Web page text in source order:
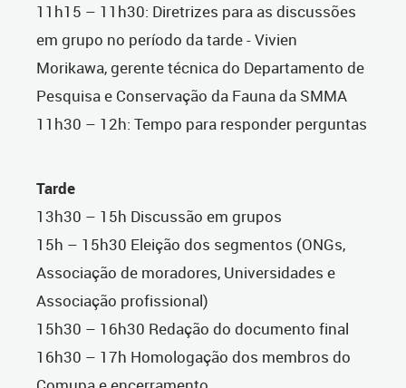
11h15 – 11h30: Diretrizes para as discussões
em grupo no período da tarde - Vivien
Morikawa, gerente técnica do Departamento de
Pesquisa e Conservação da Fauna da SMMA
11h30 – 12h: Tempo para responder perguntas
Tarde
13h30 – 15h Discussão em grupos
15h – 15h30 Eleição dos segmentos (ONGs,
Associação de moradores, Universidades e
Associação profissional)
15h30 – 16h30 Redação do documento final
16h30 – 17h Homologação dos membros do